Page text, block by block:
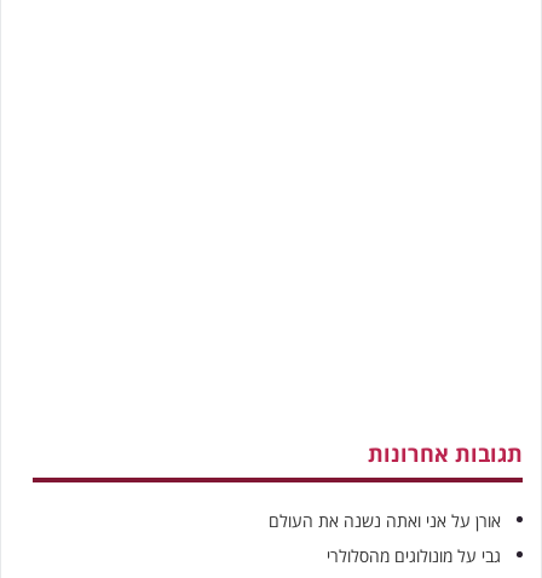
תגובות אחרונות
אורן על אני ואתה נשנה את העולם
גבי על מונולוגים מהסלולרי